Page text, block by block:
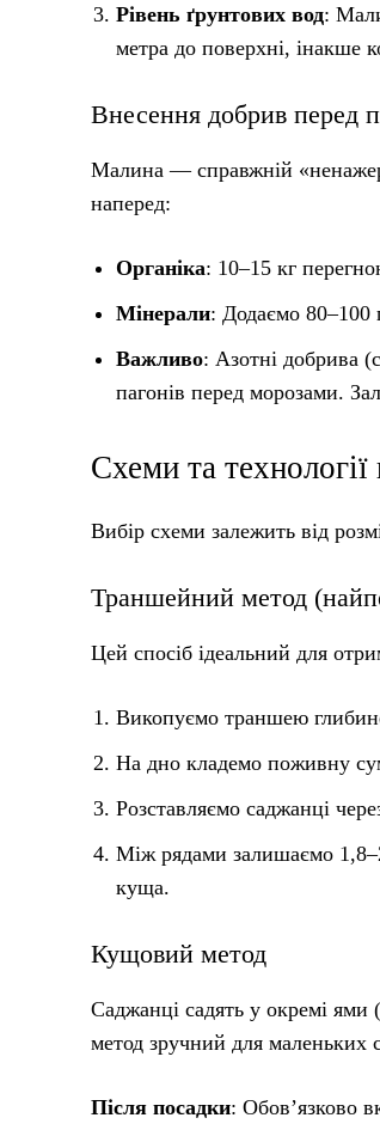
Рівень ґрунтових вод:
метра до поверхні, інакше
Внесення добрив перед
Малина — справжній
наперед:
Органіка: 10–15 кг
Мінерали: Додаємо 80–100
Важливо: Азотні добрива
пагонів перед морозами.
Схеми та
Вибір схеми залежить від
Траншейний метод
Цей спосіб ідеальний для
Викопуємо траншею
На дно кладемо поживну
Розставляємо саджанці
Між рядами залишаємо
куща.
Кущовий метод
Саджанці садять у окремі
метод зручний для маленьких
Після посадки: Обов’язково